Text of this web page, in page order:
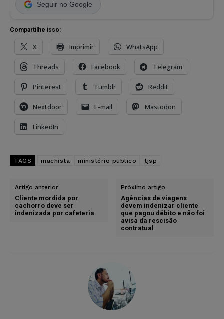
Seguir no Google
Compartilhe isso:
X Imprimir WhatsApp
Threads Facebook Telegram
Pinterest Tumblr Reddit
Nextdoor E-mail Mastodon
LinkedIn
TAGS machista ministério público tjsp
Artigo anterior
Cliente mordida por
cachorro deve ser
indenizada por cafeteria
Próximo artigo
Agências de viagens
devem indenizar cliente
que pagou débito e não foi
avisa da rescisão
contratual